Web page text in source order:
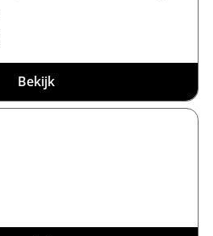
Bekijk